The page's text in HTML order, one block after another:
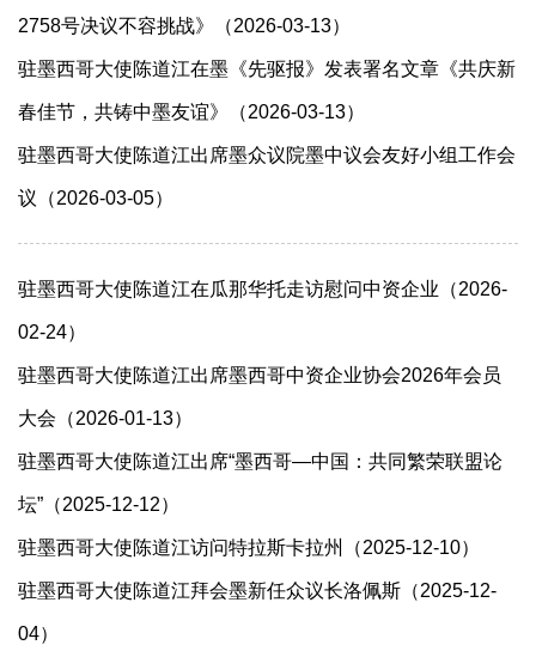
2758号决议不容挑战》（2026-03-13）
驻墨西哥大使陈道江在墨《先驱报》发表署名文章《共庆新
春佳节，共铸中墨友谊》（2026-03-13）
驻墨西哥大使陈道江出席墨众议院墨中议会友好小组工作会
议（2026-03-05）
驻墨西哥大使陈道江在瓜那华托走访慰问中资企业（2026-
02-24）
驻墨西哥大使陈道江出席墨西哥中资企业协会2026年会员
大会（2026-01-13）
驻墨西哥大使陈道江出席“墨西哥—中国：共同繁荣联盟论
坛”（2025-12-12）
驻墨西哥大使陈道江访问特拉斯卡拉州（2025-12-10）
驻墨西哥大使陈道江拜会墨新任众议长洛佩斯（2025-12-
04）